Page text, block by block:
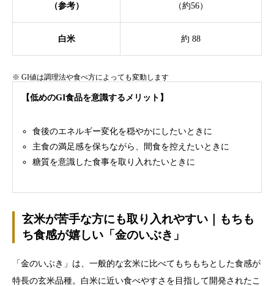
（参考）
（約56）
白米 約 88
※ GI値は調理法や食べ方によっても変動します
【低めのGI食品を意識するメリット】
食後のエネルギー変化を穏やかにしたいときに
主食の満足感を保ちながら、間食を控えたいときに
糖質を意識した食事を取り入れたいときに
玄米が苦手な方にも取り入れやすい｜もちも
ち食感が嬉しい「金のいぶき」
「金のいぶき」は、一般的な玄米に比べてもちもちとした食感が
特長の玄米品種。白米に近い食べやすさを目指して開発されたこ